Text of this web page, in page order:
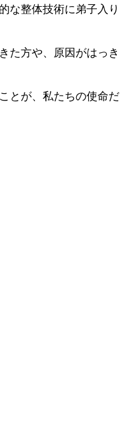
な整体技術に弟子入
た方や、原因がはっ
とが、私たちの使命